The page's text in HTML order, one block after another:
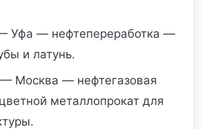
Уфа — нефтепереработка —
и латунь.
Москва — нефтегазовая
металлопрокат для